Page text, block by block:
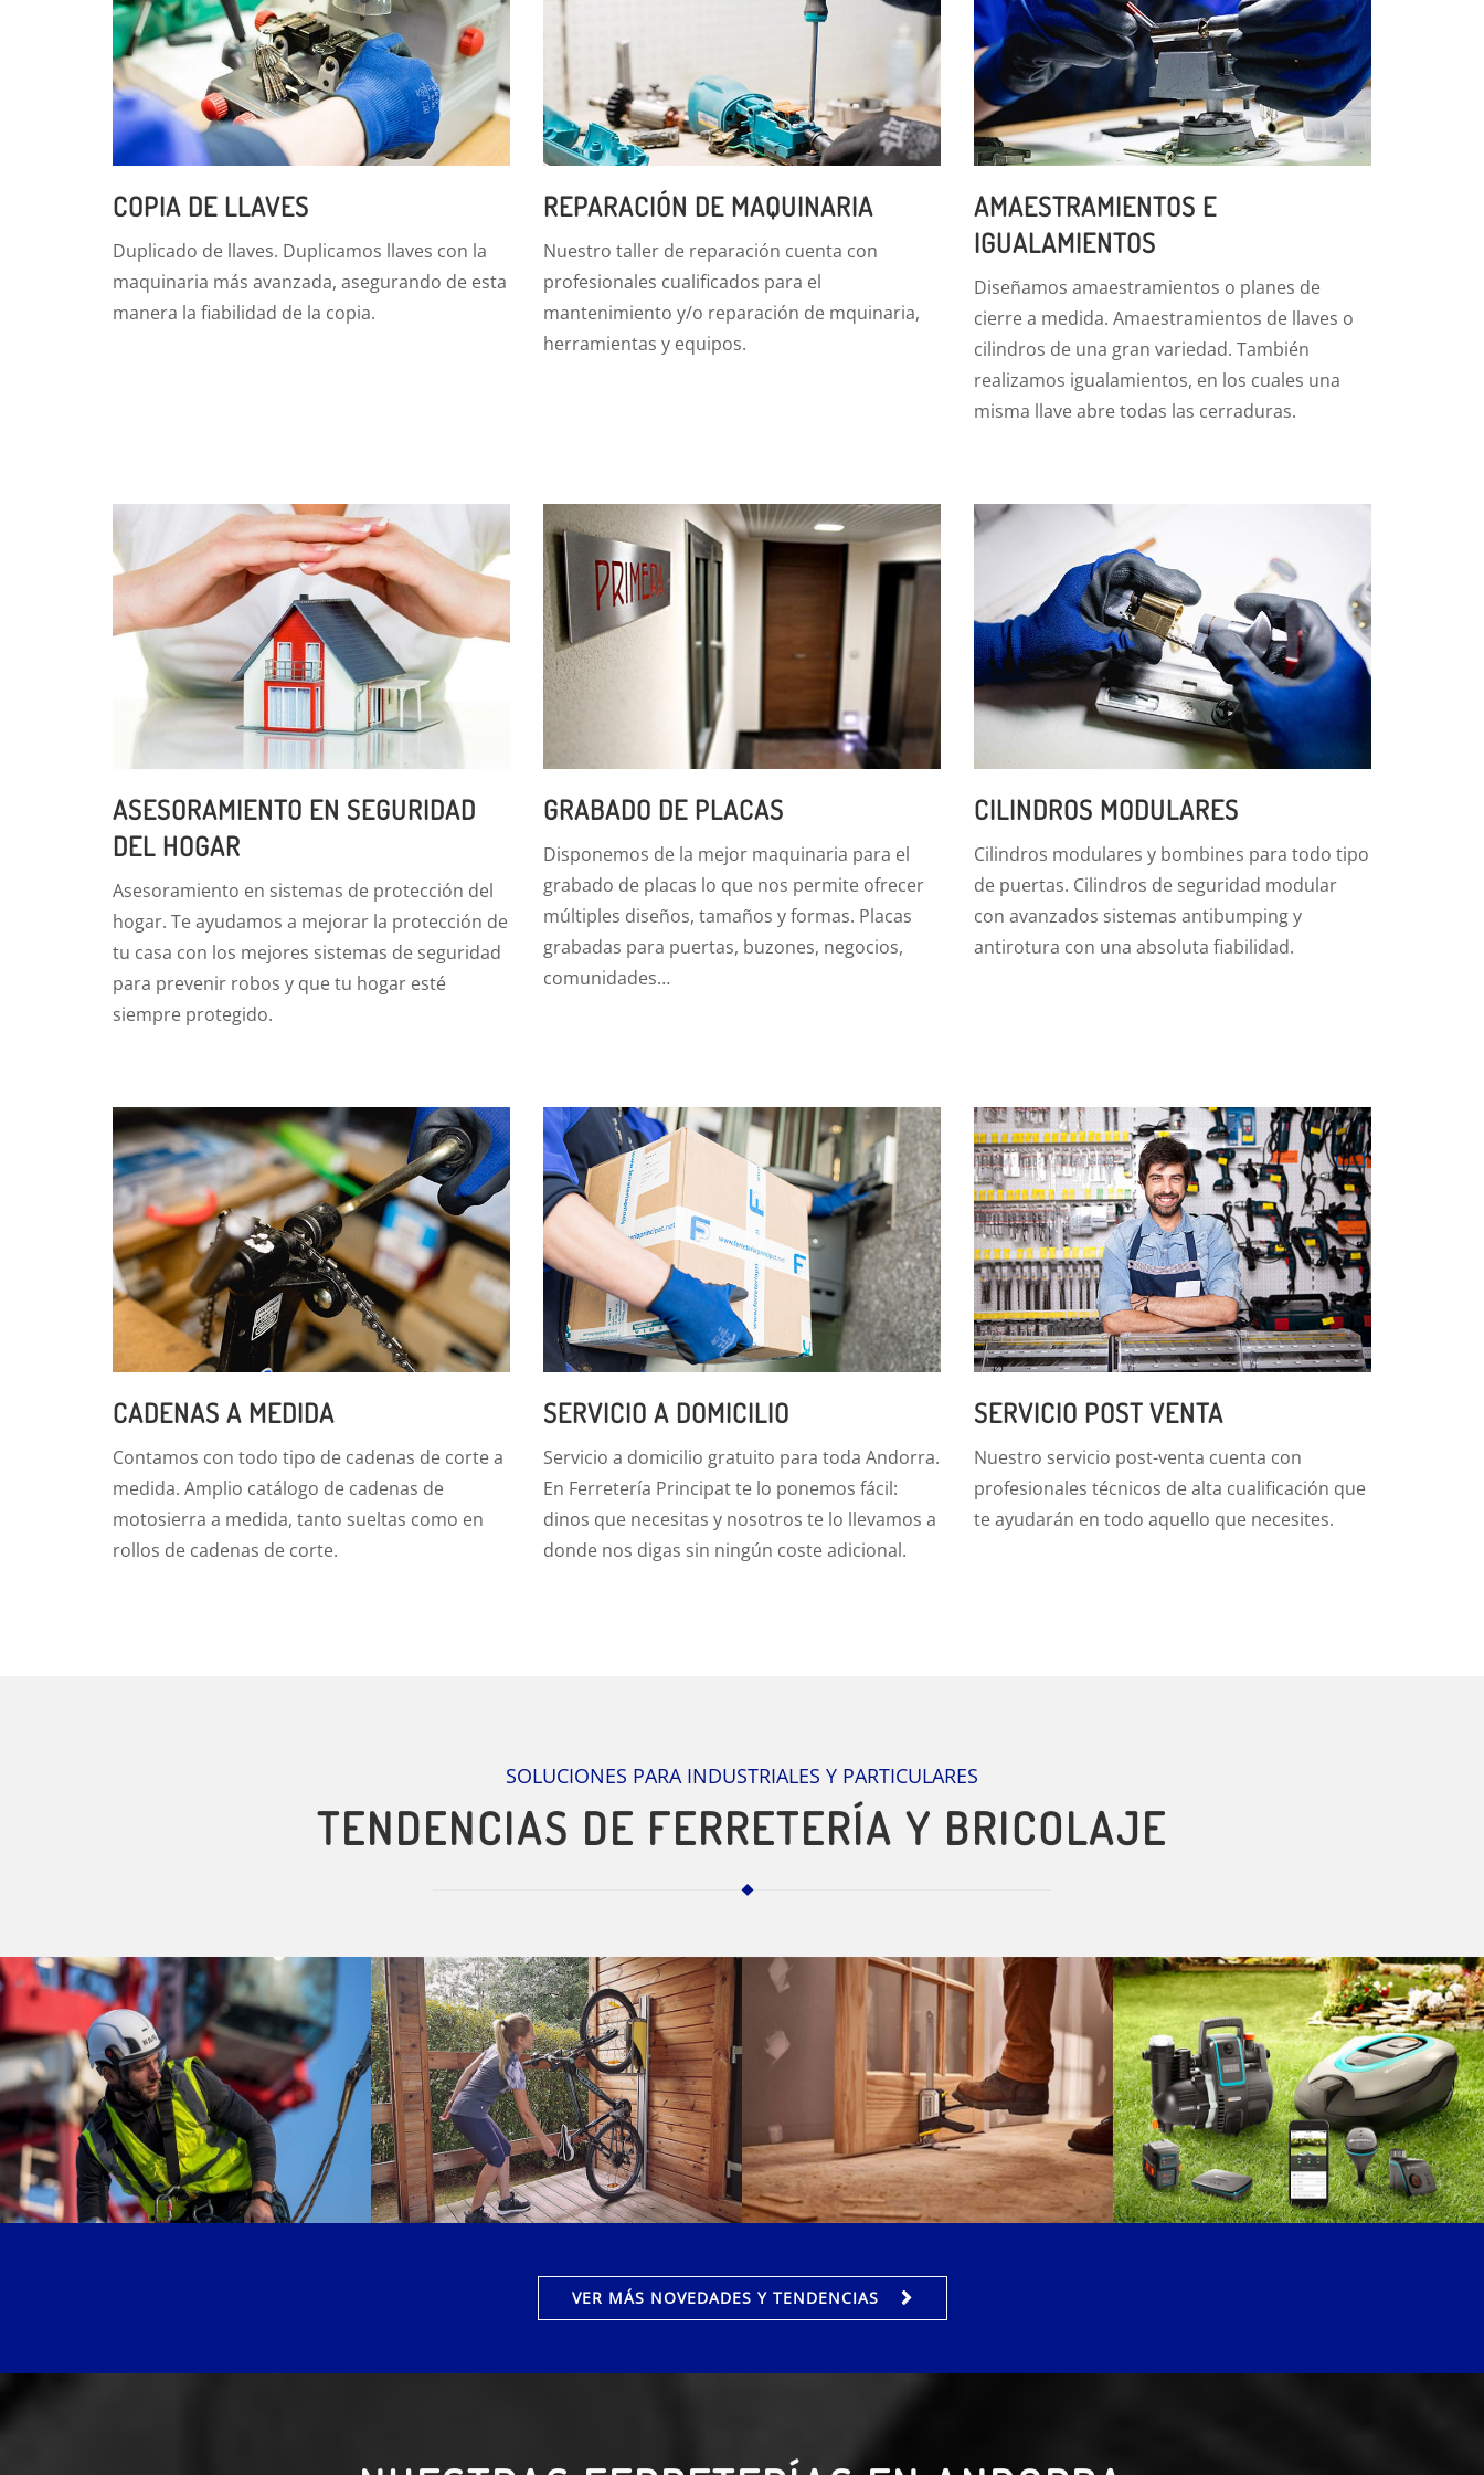
COPIA DE LLAVES
Duplicado de llaves. Duplicamos llaves con la
maquinaria más avanzada, asegurando de esta
manera la fiabilidad de la copia.
REPARACIÓN DE MAQUINARIA
Nuestro taller de reparación cuenta con
profesionales cualificados para el
mantenimiento y/o reparación de mquinaria,
herramientas y equipos.
AMAESTRAMIENTOS E
IGUALAMIENTOS
Diseñamos amaestramientos o planes de
cierre a medida. Amaestramientos de llaves o
cilindros de una gran variedad. También
realizamos igualamientos, en los cuales una
misma llave abre todas las cerraduras.
ASESORAMIENTO EN SEGURIDAD
DEL HOGAR
Asesoramiento en sistemas de protección del
hogar. Te ayudamos a mejorar la protección de
tu casa con los mejores sistemas de seguridad
para prevenir robos y que tu hogar esté
siempre protegido.
GRABADO DE PLACAS
Disponemos de la mejor maquinaria para el
grabado de placas lo que nos permite ofrecer
múltiples diseños, tamaños y formas. Placas
grabadas para puertas, buzones, negocios,
comunidades…
CILINDROS MODULARES
Cilindros modulares y bombines para todo tipo
de puertas. Cilindros de seguridad modular
con avanzados sistemas antibumping y
antirotura con una absoluta fiabilidad.
CADENAS A MEDIDA
Contamos con todo tipo de cadenas de corte a
medida. Amplio catálogo de cadenas de
motosierra a medida, tanto sueltas como en
rollos de cadenas de corte.
SERVICIO A DOMICILIO
Servicio a domicilio gratuito para toda Andorra.
En Ferretería Principat te lo ponemos fácil:
dinos que necesitas y nosotros te lo llevamos a
donde nos digas sin ningún coste adicional.
SERVICIO POST VENTA
Nuestro servicio post-venta cuenta con
profesionales técnicos de alta cualificación que
te ayudarán en todo aquello que necesites.
SOLUCIONES PARA INDUSTRIALES Y PARTICULARES
TENDENCIAS DE FERRETERÍA Y BRICOLAJE
VER MÁS NOVEDADES Y TENDENCIAS